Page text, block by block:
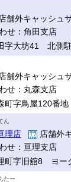
店舗外キャッシュ
せ：角田支店
字大坊41 北側駐
店舗外キャッシュ
せ：丸森支店
町字鳥屋120番
ん
理店
店舗外
せ：亘理支店
町字旧舘8 ヨー
たー